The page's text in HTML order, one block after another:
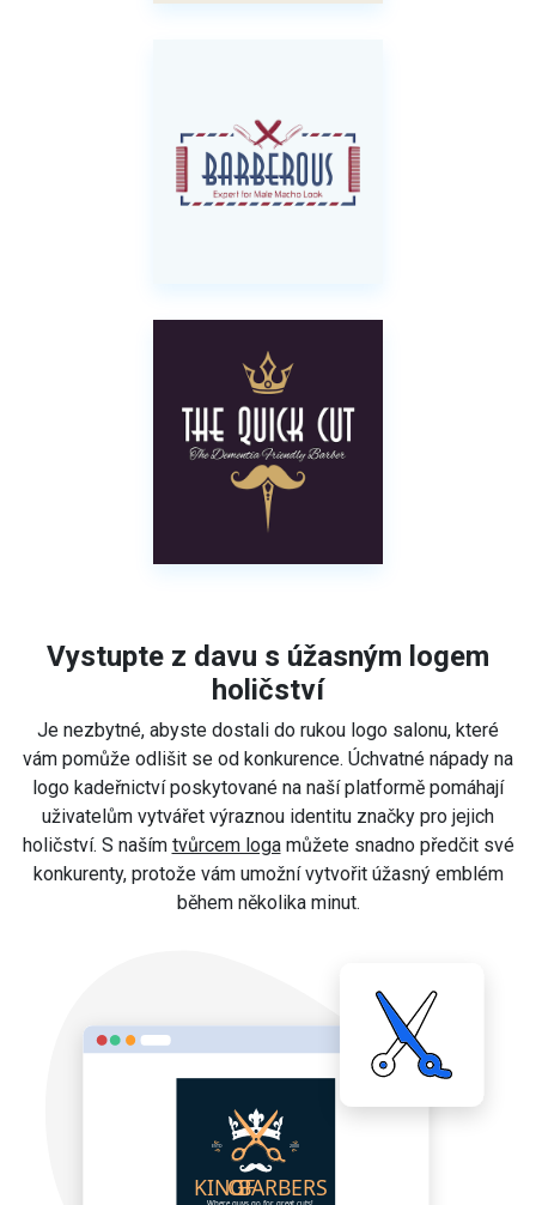
Vystupte z davu s úžasným logem
holičství
Je nezbytné, abyste dostali do rukou logo salonu, které
vám pomůže odlišit se od konkurence. Úchvatné nápady na
logo kadeřnictví poskytované na naší platformě pomáhají
uživatelům vytvářet výraznou identitu značky pro jejich
holičství. S naším tvůrcem logamůžete snadno předčit své
konkurenty, protože vám umožní vytvořit úžasný emblém
během několika minut.